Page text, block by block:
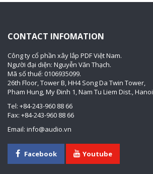
CONTACT INFOMATION
Công ty cổ phần xây lắp PDF Việt Nam.
Người đại diện: Nguyễn Văn Thạch.
Mã số thuế: 0106935099.
26th Floor, Tower B, HH4 Song Da Twin Tower,
Pham Hung, My Đinh 1, Nam Tu Liem Dist., Hanoi
Tel: +84-243-960 88 66
Fax: +84-243-960 88 66
Email: info@audio.vn
Facebook Youtube